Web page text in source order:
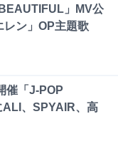
」MV公
レン」OP主題歌
催「J-POP
、SPYAIR、高